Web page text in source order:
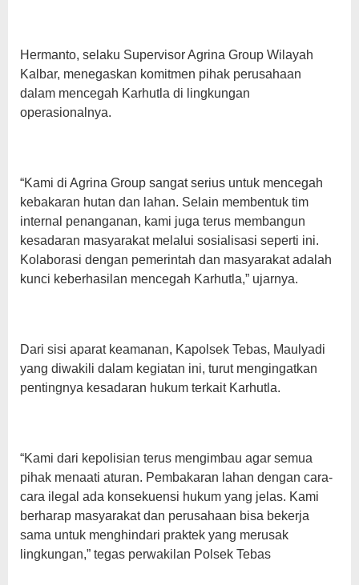
Hermanto, selaku Supervisor Agrina Group Wilayah
Kalbar, menegaskan komitmen pihak perusahaan
dalam mencegah Karhutla di lingkungan
operasionalnya.
“Kami di Agrina Group sangat serius untuk mencegah
kebakaran hutan dan lahan. Selain membentuk tim
internal penanganan, kami juga terus membangun
kesadaran masyarakat melalui sosialisasi seperti ini.
Kolaborasi dengan pemerintah dan masyarakat adalah
kunci keberhasilan mencegah Karhutla,” ujarnya.
Dari sisi aparat keamanan, Kapolsek Tebas, Maulyadi
yang diwakili dalam kegiatan ini, turut mengingatkan
pentingnya kesadaran hukum terkait Karhutla.
“Kami dari kepolisian terus mengimbau agar semua
pihak menaati aturan. Pembakaran lahan dengan cara-
cara ilegal ada konsekuensi hukum yang jelas. Kami
berharap masyarakat dan perusahaan bisa bekerja
sama untuk menghindari praktek yang merusak
lingkungan,” tegas perwakilan Polsek Tebas